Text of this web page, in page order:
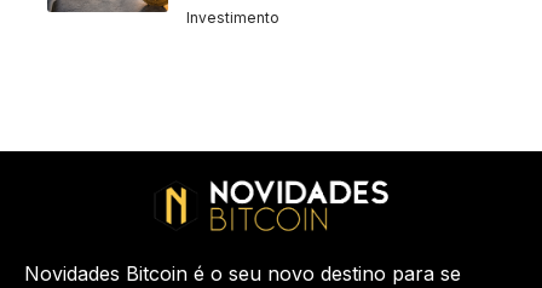
Investimento
Novidades Bitcoin é o seu novo destino para se